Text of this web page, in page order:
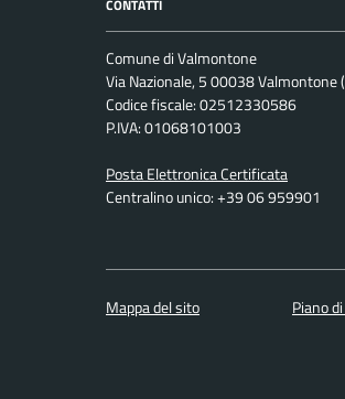
CONTATTI
Comune di Valmontone
Via Nazionale, 5 00038 Valmontone
Codice fiscale: 02512330586
P.IVA: 01068101003
Posta Elettronica Certificata
Centralino unico: +39 06 959901
Mappa del sito Piano